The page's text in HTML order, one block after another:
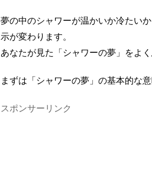
夢の中のシャワーが温かいか冷たい
示が変わります。
あなたが見た「シャワーの夢」をよ
まずは「シャワーの夢」の基本的な
スポンサーリンク